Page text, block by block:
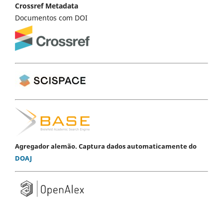
Crossref Metadata
Documentos com DOI
Agregador alemão. Captura dados automaticamente do
DOAJ